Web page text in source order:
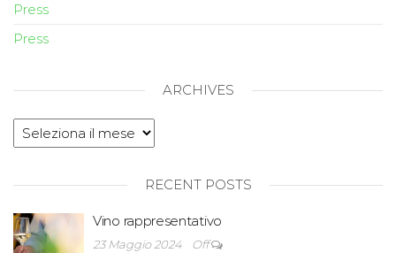
Press
Press
ARCHIVES
RECENT POSTS
Vino rappresentativo
23 Maggio 2024 Off